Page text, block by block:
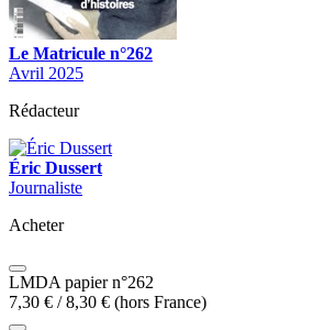
Le Matricule n°262
Avril 2025
Rédacteur
Éric Dussert
Journaliste
Acheter
LMDA papier n°262
7,30 € /8,30 € (hors France)